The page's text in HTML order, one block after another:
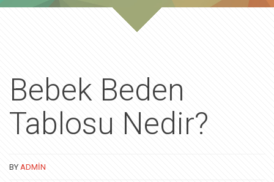
Bebek Beden
Tablosu Nedir?
BY ADMIN